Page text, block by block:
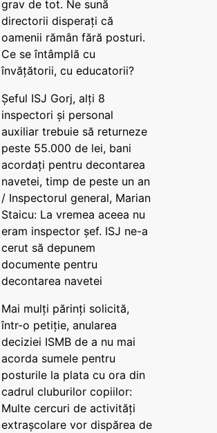
grav de tot. Ne sună
directorii disperați că
oamenii rămân fără posturi.
Ce se întâmplă cu
învățătorii, cu educatorii?
Șeful ISJ Gorj, alți 8
inspectori și personal
auxiliar trebuie să returneze
peste 55.000 de lei, bani
acordați pentru decontarea
navetei, timp de peste un an
/ Inspectorul general, Marian
Staicu: La vremea aceea nu
eram inspector șef. ISJ ne-a
cerut să depunem
documente pentru
decontarea navetei
Mai mulți părinți solicită,
într-o petiție, anularea
deciziei ISMB de a nu mai
acorda sumele pentru
posturile la plata cu ora din
cadrul cluburilor copiilor:
Multe cercuri de activități
extrașcolare vor dispărea de